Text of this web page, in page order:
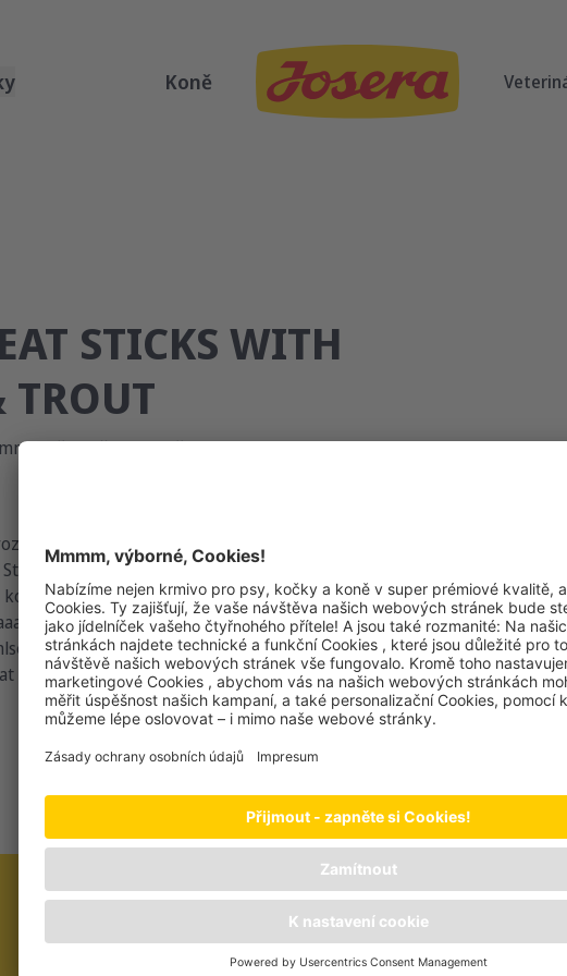
Koně
STICKS WITH
měkké žvýkací tyčinky s lososem a pstruhem
předení, k rozmazlování nebo utišení hladu mezi
s lososem a pstruhem nadchnou každou kočku!
mají nejen úžasně lahodnou chuť, ale také stejně
Masové tyčinky se velmi snadno porcují, takže se hodí
za odměnu. Praktické balení obsahuje sedm jednotlivě
Sticks a skvěle usnadňuje jejich oddělování.